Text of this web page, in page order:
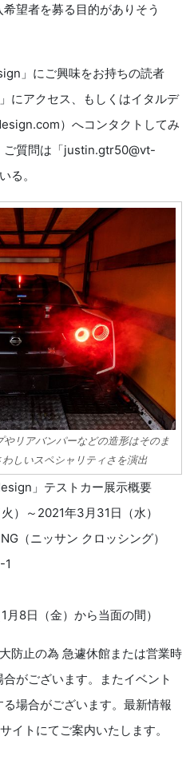
望者を募る目的がありそう
」にご興味をお持ちの読者
にアクセス、もしくはイタルデ
）へコンタクトしてみ
ご質問は「justin.gtr50@vt-
る。
リアバンパーなどの造形はそのま
しいスペシャリティさを演出
」テストカー展示概要
）～2021年3月31日（水）
（ニッサン クロッシング）
1
8日（金）から当面の間）
防止の為 急遽休館または営業時
がございます。またイベント
場合がございます。最新情報
イトにてご案内いたします。